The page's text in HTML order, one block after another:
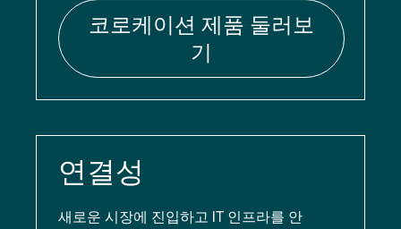
코로케이션 제품 둘러보
기
연결성
새로운 시장에 진입하고 IT 인프라를 안